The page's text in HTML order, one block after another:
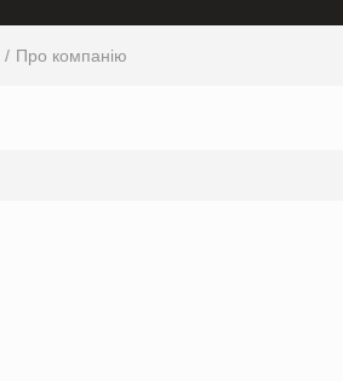
Про компанію